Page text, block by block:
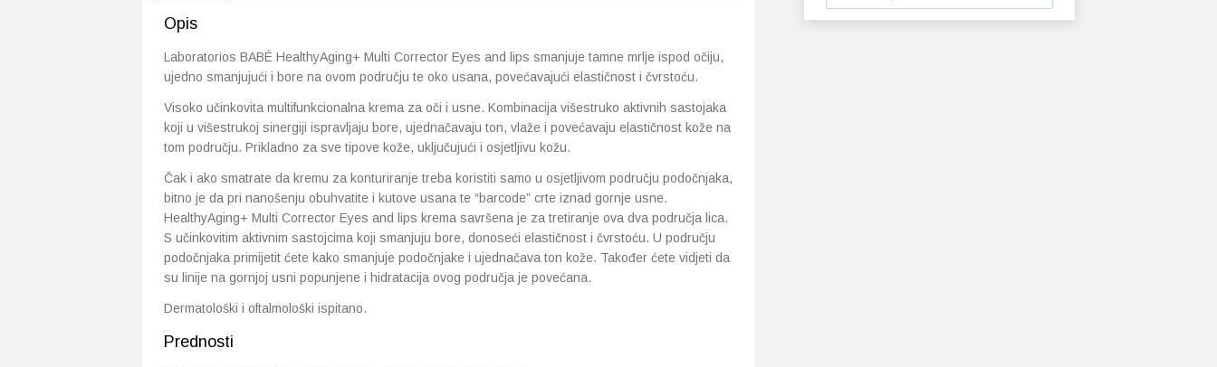
Opis
Laboratorios BABÉ HealthyAging+ Multi Corrector Eyes and lips smanjuje tamne mrlje ispod očiju,
ujedno smanjujući i bore na ovom području te oko usana, povećavajući elastičnost i čvrstoću.
Visoko učinkovita multifunkcionalna krema za oči i usne. Kombinacija višestruko aktivnih sastojaka
koji u višestrukoj sinergiji ispravljaju bore, ujednačavaju ton, vlaže i povećavaju elastičnost kože na
tom području. Prikladno za sve tipove kože, uključujući i osjetljivu kožu.
Čak i ako smatrate da kremu za konturiranje treba koristiti samo u osjetljivom području podočnjaka,
bitno je da pri nanošenju obuhvatite i kutove usana te “barcode” crte iznad gornje usne.
HealthyAging+ Multi Corrector Eyes and lips krema savršena je za tretiranje ova dva područja lica.
S učinkovitim aktivnim sastojcima koji smanjuju bore, donoseći elastičnost i čvrstoću. U području
podočnjaka primijetit ćete kako smanjuje podočnjake i ujednačava ton kože. Također ćete vidjeti da
su linije na gornjoj usni popunjene i hidratacija ovog područja je povećana.
Dermatološki i oftalmološki ispitano.
Prednosti